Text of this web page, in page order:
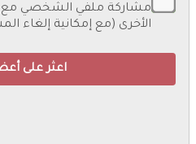
الأخرى (مع إمكانية إلغاء